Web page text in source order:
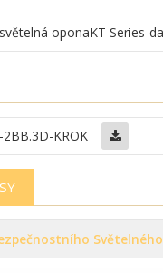
oponaKT Series-
2BB.3D-KROK